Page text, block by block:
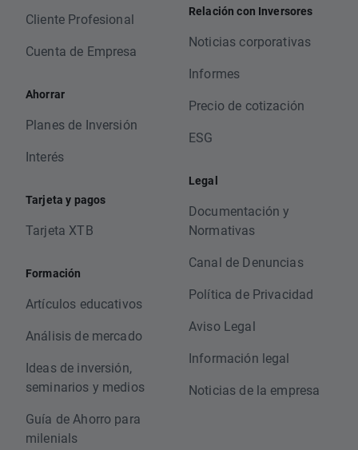
Cliente Profesional
Cuenta de Empresa
Ahorrar
Planes de Inversión
Interés
Tarjeta y pagos
Tarjeta XTB
Formación
Artículos educativos
Análisis de mercado
Ideas de inversión,
seminarios y medios
Guía de Ahorro para
milenials
Relación con Inversores
Noticias corporativas
Informes
Precio de cotización
ESG
Legal
Documentación y
Normativas
Canal de Denuncias
Política de Privacidad
Aviso Legal
Información legal
Noticias de la empresa